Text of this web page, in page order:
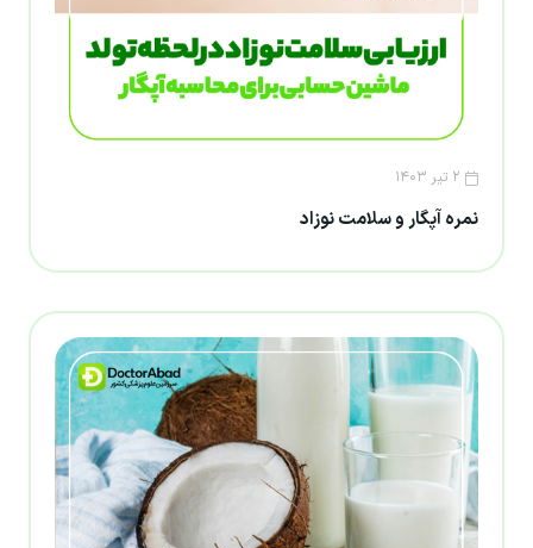
۲ تیر ۱۴۰۳
نمره آپگار و سلامت نوزاد